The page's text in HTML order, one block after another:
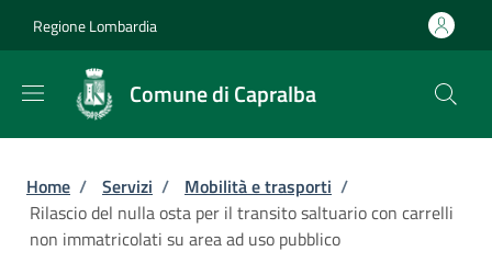
Regione Lombardia
Comune di Capralba
Briciole di pane
Home / Servizi / Mobilità e trasporti /
Rilascio del nulla osta per il transito saltuario con carrelli
non immatricolati su area ad uso pubblico